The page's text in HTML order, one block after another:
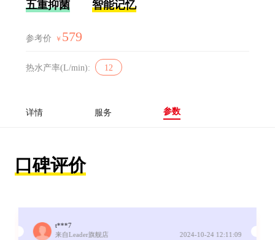
五重抑菌 智能记忆
参考价 ￥ 579
热水产率(L/min): 12
详情 服务 参数
口碑评价
t***7
来自Leader旗舰店
2024-10-24 12:11:09